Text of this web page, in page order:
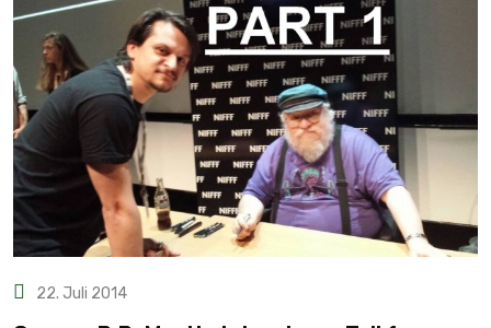
22. Juli 2014